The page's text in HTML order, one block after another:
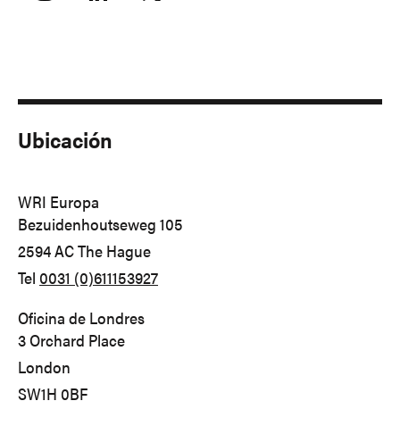
Ubicación
WRI Europa
Bezuidenhoutseweg 105
2594 ACThe Hague
Tel 0031 (0)611153927
Oficina de Londres
3 Orchard Place
London
SW1H 0BF